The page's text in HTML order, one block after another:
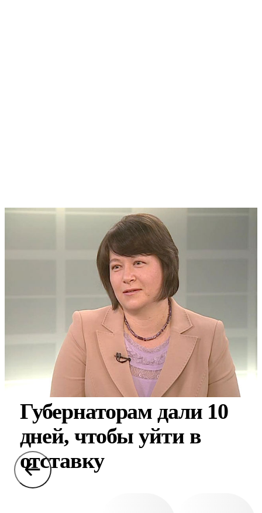
Губернаторам дали 10
дней, чтобы уйти в
отставку